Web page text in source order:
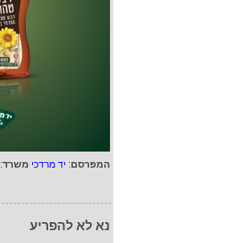
המפרסם: יד מרדכי משרד:
נא לא להפריע